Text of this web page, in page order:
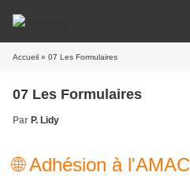
Accueil » 07 Les Formulaires
07 Les Formulaires
Par P. Lidy
🌐 Adhésion à l'AMAC